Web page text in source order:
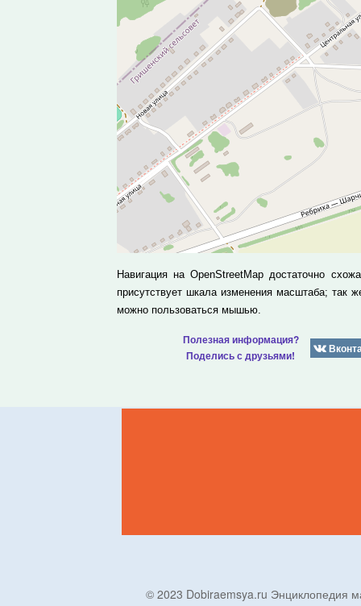
Навигация на OpenStreetMap достаточно
присутствует шкала изменения масштаба; так
можно пользоваться мышью.
Полезная информация?
Поделись с друзьями!
© 2023 Dobiraemsya.ru